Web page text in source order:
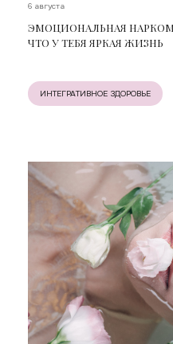
6 августа
ЭМОЦИОНАЛЬНАЯ
ЧТО У ТЕБЯ ЯРКАЯ ЖИЗНЬ
ИНТЕГРАТИВНОЕ ЗДОРОВЬЕ